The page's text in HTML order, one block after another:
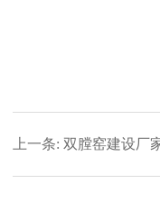
上一条: 双膛窑建设厂